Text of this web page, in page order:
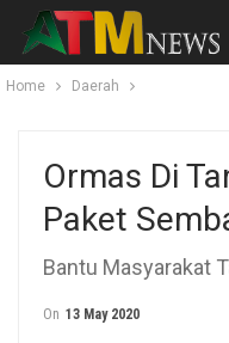
Home Daerah
Ormas Di
Paket
Bantu Masyarakat
On 13 May 2020